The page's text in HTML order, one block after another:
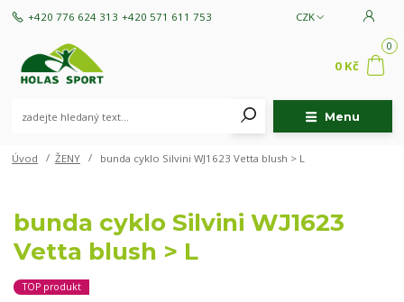
Menu
CZK
+420 776 624 313 +420 571 611 753
0
0 Kč
Úvod ŽENY bunda cyklo Silvini WJ1623 Vetta blush > L
bunda cyklo Silvini WJ1623
Vetta blush > L
TOP produkt